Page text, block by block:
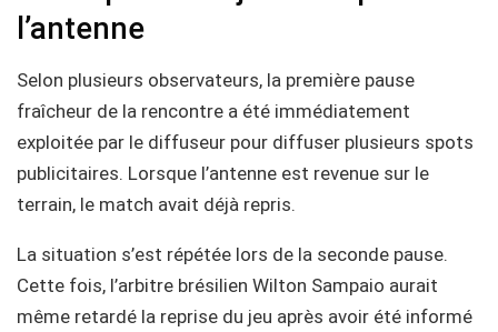
l’antenne
Selon plusieurs observateurs, la première pause
fraîcheur de la rencontre a été immédiatement
exploitée par le diffuseur pour diffuser plusieurs spots
publicitaires. Lorsque l’antenne est revenue sur le
terrain, le match avait déjà repris.
La situation s’est répétée lors de la seconde pause.
Cette fois, l’arbitre brésilien Wilton Sampaio aurait
même retardé la reprise du jeu après avoir été informé